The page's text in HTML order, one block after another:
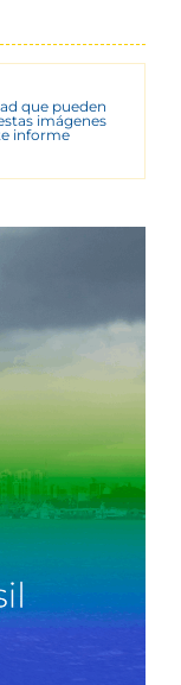
que pueden
imágenes
informe